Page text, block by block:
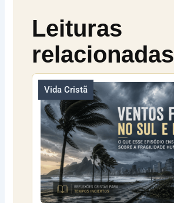
Leituras
relacionadas
Vida Cristã